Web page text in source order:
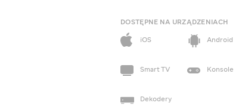
DOSTĘPNE NA URZĄDZENIACH
iOS
Android
Smart TV Konsole
Dekodery